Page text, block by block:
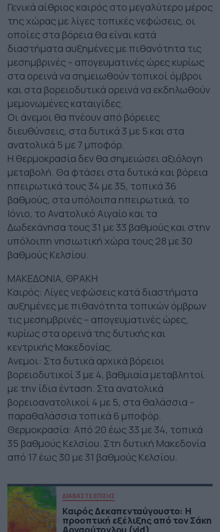
Γενικά αίθριος καιρός στο μεγαλύτερο μέρος
της χώρας με λίγες τοπικές νεφώσεις, οι
οποίες στα βόρεια θα είναι κατά
διαστήματα αυξημένες με πιθανότητα τις
μεσημβρινές – απογευματινές ώρες κυρίως
στα ορεινά να σημειωθούν τοπικοί όμβροι
και στα βορειοδυτικά ορεινά να εκδηλωθούν
μεμονωμένες καταιγίδες.
Οι άνεμοι θα πνέουν από βόρειες
διευθύνσεις, στα δυτικά 3 με 5 και στα
ανατολικά 5 με 7 μποφόρ.
Η θερμοκρασία δεν θα σημειώσει αξιόλογη
μεταβολή. Θα φτάσει στα δυτικά και βόρεια
ηπειρωτικά τους 34 με 35, τοπικά 36
βαθμούς, στα υπόλοιπα ηπειρωτικά, το
Ιόνιο, το Ανατολικό Αιγαίο και τα
Δωδεκάνησα τους 31 με 33 βαθμούς και στην
υπόλοιπη νησιωτική χώρα τους 28 με 30
βαθμούς Κελσίου.
ΜΑΚΕΔΟΝΙΑ, ΘΡΑΚΗ
Καιρός: Λίγες νεφώσεις κατά διαστήματα
αυξημένες με πιθανότητα τοπικών όμβρων
τις μεσημβρινές – απογευματινές ώρες,
κυρίως στα ορεινά της δυτικής και
κεντρικής Μακεδονίας.
Ανεμοι: Στα δυτικά αρχικά βόρειοι
βορειοδυτικοί 3 με 4, βαθμιαία μεταβλητοί
με την ίδια ένταση. Στα ανατολικά
βορειοανατολικοί 4 με 5, στα θαλάσσια –
παραθαλάσσια τοπικά 6 μποφόρ.
Θερμοκρασία: Από 20 έως 33 με 34, τοπικά
35 βαθμούς Κελσίου. Στη δυτική Μακεδονία
από 17 έως 30 με 31 βαθμούς Κελσίου.
ΔΙΑΒΑΣΤΕ ΕΠΙΣΗΣ
Καιρός Δεκαπενταύγουστο: Η
προοπτική εξέλιξης από τον Σάκη
Αρναούτογλου (vid)